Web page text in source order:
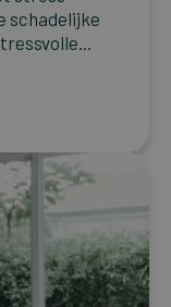
schadelijke